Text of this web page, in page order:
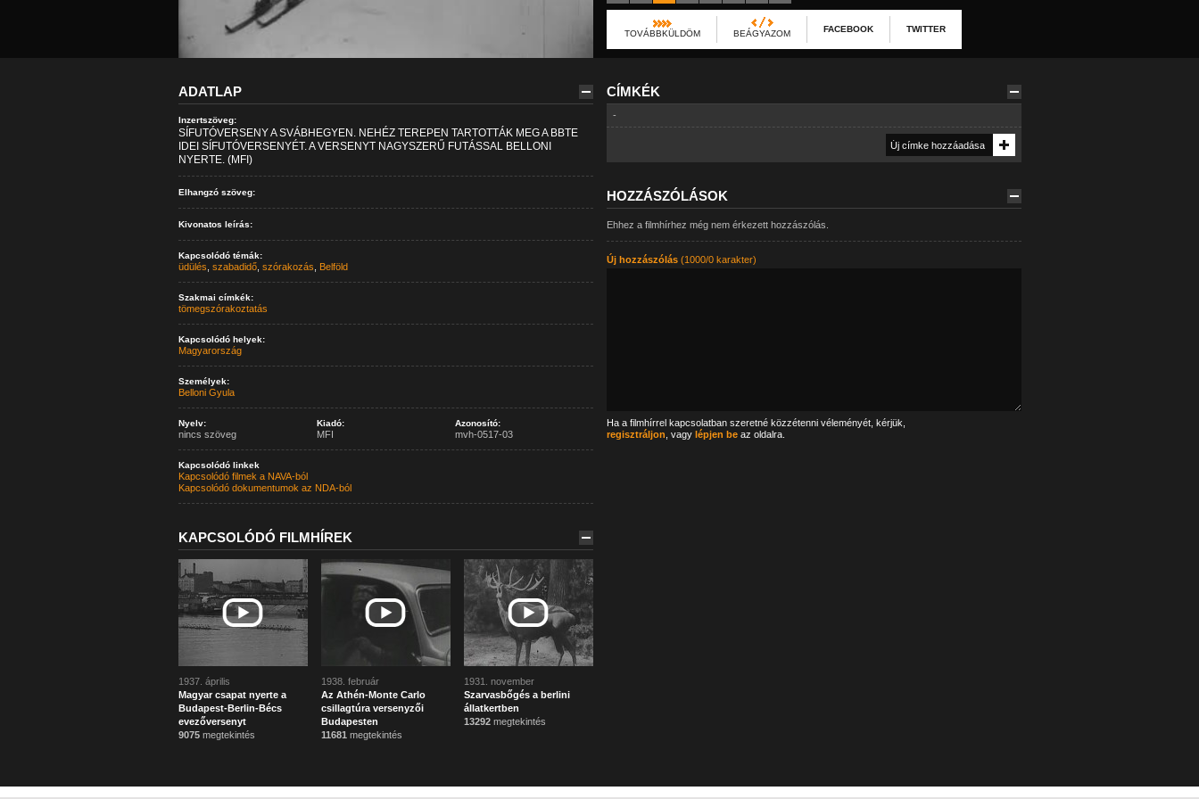
TOVÁBBKÜLDÖM BEÁGYAZOM FACEBOOK TWITTER
ADATLAP
Inzertszöveg:
SÍFUTÓVERSENY A SVÁBHEGYEN. NEHÉZ TEREPEN TARTOTTÁK MEG A BBTE
IDEI SÍFUTÓVERSENYÉT. A VERSENYT NAGYSZERŰ FUTÁSSAL BELLONI
NYERTE. (MFI)
Elhangzó szöveg:
Kivonatos leírás:
Kapcsolódó témák:
üdülés szabadidő, szórakozás Belföld
Szakmai címkék:
tömegszórakoztatás
Kapcsolódó helyek:
Magyarország
Személyek:
Belloni Gyula
Nyelv:
nincs szöveg
Kiadó:
MFI
Azonosító:
mvh-0517-03
Kapcsolódó linkek
Kapcsolódó filmek a NAVA-ból
Kapcsolódó dokumentumok az NDA-ból
KAPCSOLÓDÓ FILMHÍREK
1937. április
Magyar csapat nyerte a
Budapest-Berlin-Bécs
evezőversenyt
9075megtekintés
1938. február
Az Athén-Monte Carlo
csillagtúra versenyzői
Budapesten
11681 megtekintés
1931. november
Szarvasbőgés a berlini
állatkertben
13292megtekintés
CÍMKÉK
-
HOZZÁSZÓLÁSOK
Ehhez a filmhírhez még nem érkezett hozzászólás.
Új hozzászólás(1000/0 karakter)
Ha a filmhírrel kapcsolatban szeretné közzétenni véleményét, kérjük,
regisztráljon , vagy lépjen beaz oldalra.